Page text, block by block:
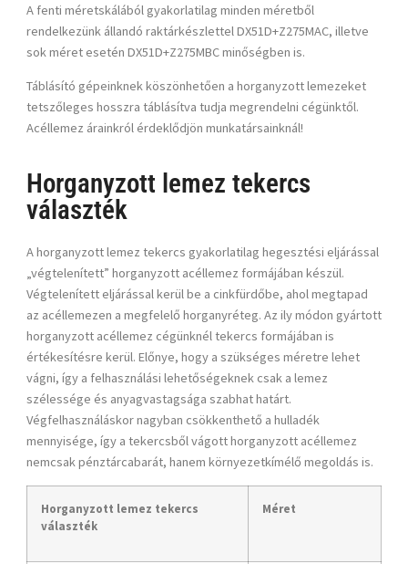
A fenti méretskálából gyakorlatilag minden méretből
rendelkezünk állandó raktárkészlettel DX51D+Z275MAC, illetve
sok méret esetén DX51D+Z275MBC minőségben is.
Táblásító gépeinknek köszönhetően a horganyzott lemezeket
tetszőleges hosszra táblásítva tudja megrendelni cégünktől.
Acéllemez árainkról érdeklődjön munkatársainknál!
Horganyzott lemez tekercs
választék
Ahorganyzott lemez tekercs gyakorlatilag hegesztési eljárással
„végtelenített” horganyzott acéllemez formájában készül.
Végtelenített eljárással kerül be a cinkfürdőbe, ahol megtapad
az acéllemezen a megfelelő horganyréteg. Az ily módon gyártott
horganyzott acéllemez cégünknél tekercs formájában is
értékesítésre kerül. Előnye, hogy a szükséges méretre lehet
vágni, így a felhasználási lehetőségeknek csak a lemez
szélessége és anyagvastagsága szabhat határt.
Végfelhasználáskor nagyban csökkenthető a hulladék
mennyisége, így a tekercsből vágotthorganyzott acéllemez
nemcsak pénztárcabarát, hanem környezetkímélő megoldás is.
Horganyzott lemez tekercs
választék
Méret